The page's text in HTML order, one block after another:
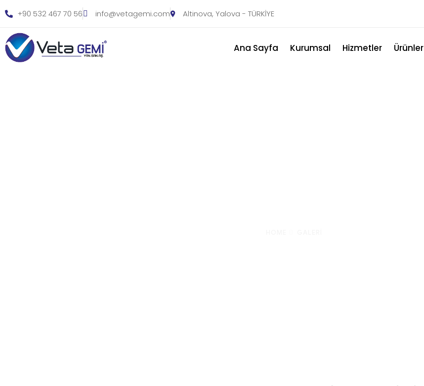
+90 532 467 70 56 info@vetagemi.com Altinova, Yalova - TÜRKİYE
Ana Sayfa Kurumsal Hizmetler Ürünler